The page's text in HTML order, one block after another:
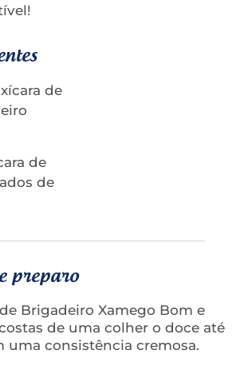
de
de
de
preparo
Brigadeiro Xamego Bom e
de uma colher o doce até
uma consistência cremosa.